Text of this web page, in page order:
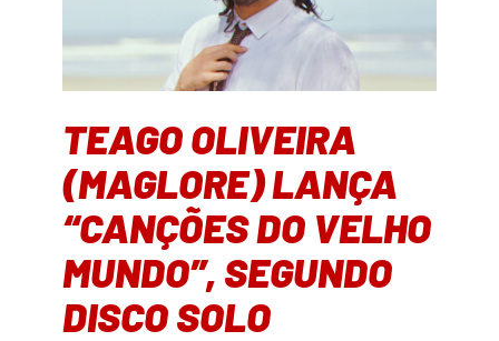
TEAGO OLIVEIRA
(MAGLORE) LANÇA
“CANÇÕES DO VELHO
MUNDO”, SEGUNDO
DISCO SOLO